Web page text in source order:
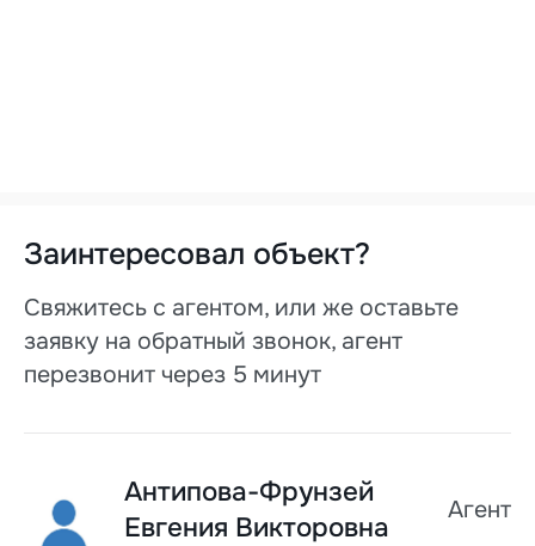
Заинтересовал объект?
Свяжитесь с агентом, или же оставьте
заявку на обратный звонок, агент
перезвонит через 5 минут
Антипова-Фрунзей
Евгения Викторовна
Агент